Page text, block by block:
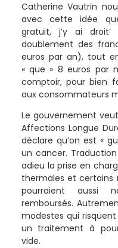
Catherine Vautrin
avec cette idée que
gratuit, j’y ai
doublement des
euros par an), tout
« que » 8 euros par
comptoir, pour bien
aux consommateurs
Le gouvernement
Affections Longue
déclare qu’on est «
un cancer.
adieu la prise en
thermales et certains
pourraient aussi
remboursés.
modestes qui
un traitement à
vide.